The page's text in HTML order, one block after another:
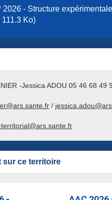
2026 - Structure
111.3 Ko)
-Jessica ADOU 05 46 68 49
/
sur ce territoire